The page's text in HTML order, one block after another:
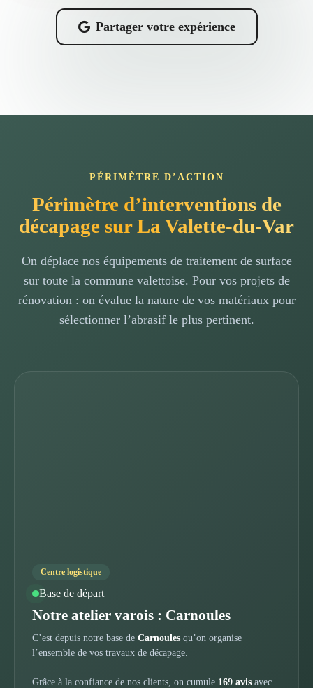
Partager votre expérience
PÉRIMÈTRE D’ACTION
Périmètre d’interventions de
décapage sur La Valette-du-Var
On déplace nos équipements de traitement de surface
sur toute la commune valettoise. Pour vos projets de
rénovation : on évalue la nature de vos matériaux pour
sélectionner l’abrasif le plus pertinent.
Centre logistique
Base de départ
Notre atelier varois : Carnoules
C’est depuis notre base de Carnoules qu’on organise
l’ensemble de vos travaux de décapage.
Grâce à la confiance de nos clients, on cumule 169 avis avec